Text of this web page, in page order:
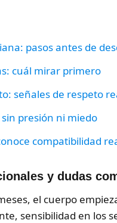
pasos antes de
cuál mirar primero
señales de respeto
presión ni miedo
compatibilidad
y dudas
el cuerpo
sensibilidad en los